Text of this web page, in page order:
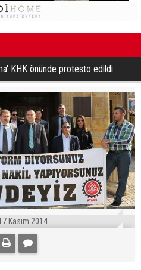
hayatını
KHK önünde protesto edildi
Kasım 2014